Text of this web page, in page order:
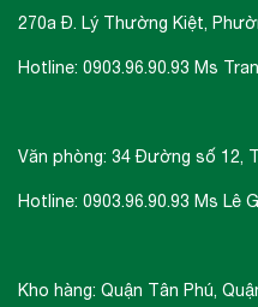
270a Đ. Lý Thường Kiệt,
Hotline: 0903.96.90.93 Ms
Văn phòng: 34 Đường số 12,
Hotline: 0903.96.90.93 Ms Lê
Kho hàng: Quận Tân Phú,